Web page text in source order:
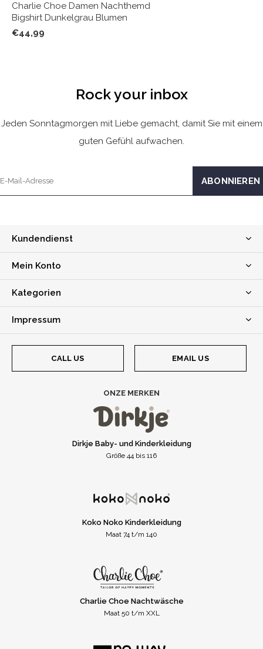
Charlie Choe Damen Nachthemd
Bigshirt Dunkelgrau Blumen
€44,99
Rock your inbox
Jeden Sonntagmorgen mit Liebe gemacht, damit Sie mit einem
guten Gefühl aufwachen.
Kundendienst
Mein Konto
Kategorien
Impressum
CALL US EMAIL US
ONZE MERKEN
Dirkje Baby- und Kinderkleidung
Größe 44 bis 116
Koko Noko Kinderkleidung
Maat 74 t/m 140
Charlie Choe Nachtwäsche
Maat 50 t/m XXL